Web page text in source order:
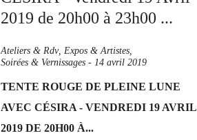
Ateliers & Rdv, Expos & Artistes,
Soirées & Vernissages - 14 avril 2019
TENTE ROUGE DE PLEINE LUNE
AVEC CÉSIRA - VENDREDI 19 AVRIL
2019 DE 20H00 À...